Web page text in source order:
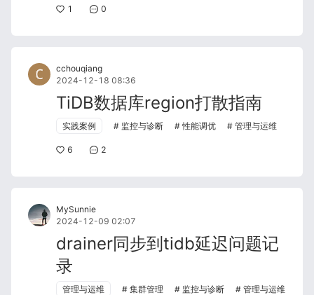
1 0
cchouqiang
2024-12-18 08:36
TiDB数据库region打散指南
实践案例 监控与诊断 性能调优 管理与运维
6 2
MySunnie
2024-12-09 02:07
drainer同步到tidb延迟问题记
录
管理与运维 集群管理 监控与诊断 管理与运维